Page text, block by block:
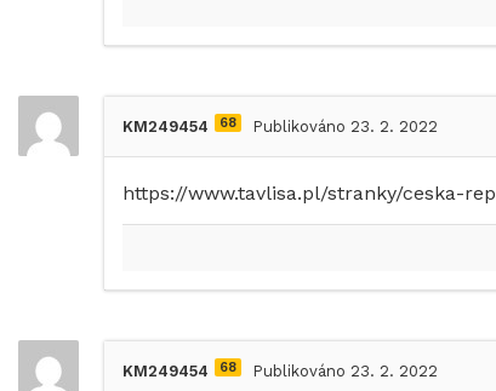
KM249454 68 Publikováno 23. 2. 2022
https://www.tavlisa.pl/stranky/ceska-
KM249454 68 Publikováno 23. 2. 2022